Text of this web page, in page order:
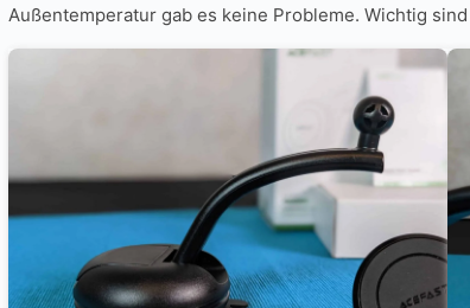
Außentemperatur gab es keine Probleme. Wichtig